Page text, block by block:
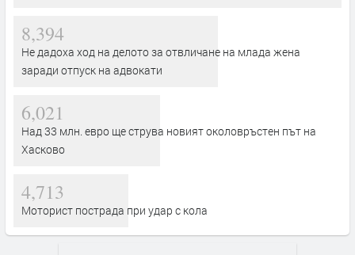
8,394
Не дадоха ход на делото за отвличане на млада жена
заради отпуск на адвокати
6,021
Над 33 млн. евро ще струва новият околовръстен път на
Хасково
4,713
Моторист пострада при удар с кола